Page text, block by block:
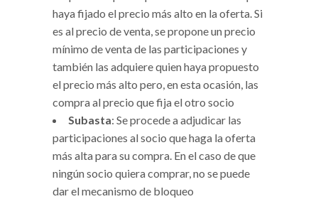
haya fijado el precio más alto en la oferta. Si
es al precio de venta, se propone un precio
mínimo de venta de las participaciones y
también las adquiere quien haya propuesto
el precio más alto pero, en esta ocasión, las
compra al precio que fija el otro socio
Subasta: Se procede a adjudicar las
participaciones al socio que haga la oferta
más alta para su compra. En el caso de que
ningún socio quiera comprar, no se puede
dar el mecanismo de bloqueo